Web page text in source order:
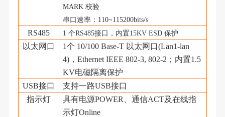
MARK 校验
串口速率： 110~115200bits/s
RS485 1 个RS485接口，内置15KV ESD 保护
以太网口
1个 10/100 Base-T 以太网口(Lan1-lan
4)， Ethernet IEEE 802-3, 802-2 ；内置1.5
KV电磁隔离保护
USB接口
支持一路USB接口
指示灯
具有电源POWER、通信ACT及在线指
示灯Online